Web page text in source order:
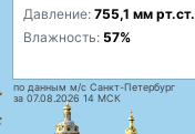
Давление: 755,1 мм рт.ст.
Влажность: 57%
по данным м/с Санкт-Петербург
за 07.08.2026 14 МСК